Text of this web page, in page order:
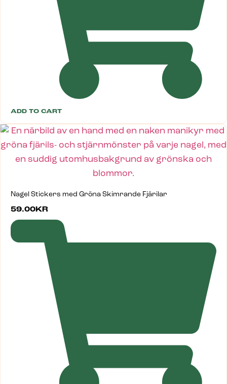
ADD TO CART
Nagel Stickers med Gröna Skimrande Fjärilar
59.00 KR